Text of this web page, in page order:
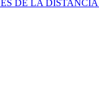
DE LA DISTANCIA